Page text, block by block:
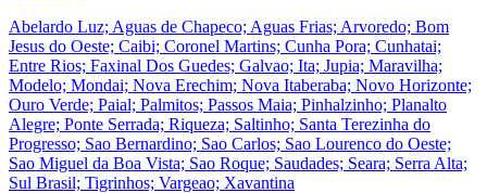
Abelardo Luz; Aguas de Chapeco; Aguas Frias; Arvoredo; Bom
Jesus do Oeste; Caibi; Coronel Martins; Cunha Pora; Cunhatai;
Entre Rios; Faxinal Dos Guedes; Galvao; Ita; Jupia; Maravilha;
Modelo; Mondai; Nova Erechim; Nova Itaberaba; Novo Horizonte;
Ouro Verde; Paial; Palmitos; Passos Maia; Pinhalzinho; Planalto
Alegre; Ponte Serrada; Riqueza; Saltinho; Santa Terezinha do
Progresso; Sao Bernardino; Sao Carlos; Sao Lourenco do Oeste;
Sao Miguel da Boa Vista; Sao Roque; Saudades; Seara; Serra Alta;
Sul Brasil; Tigrinhos; Vargeao; Xavantina